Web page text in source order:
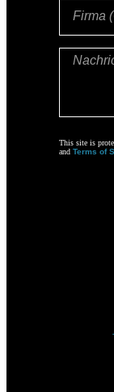
This site is
andTerms of